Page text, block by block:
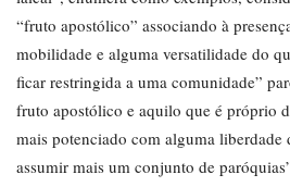
“fruto apostólico” associando à
mobilidade e alguma versatilidade do
ficar restringida a uma comunidade”
fruto apostólico e aquilo que é próprio
mais potenciado com alguma liberdade
assumir mais um conjunto de